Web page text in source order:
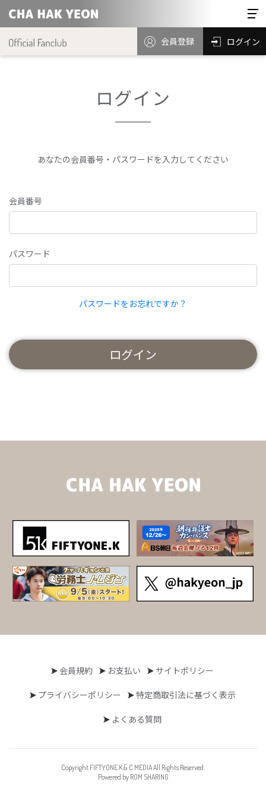
会員登録 ログイン
ログイン
あなたの会員番号・パスワードを入力してください
会員番号
パスワード
パスワードをお忘れですか？
ログイン
会員規約 お支払い サイトポリシー
プライバシーポリシー 特定商取引法に基づく表示
よくある質問
Copyright FIFTYONE.K & C MEDIA All Rights Reserved.
Powered by ROM SHARING